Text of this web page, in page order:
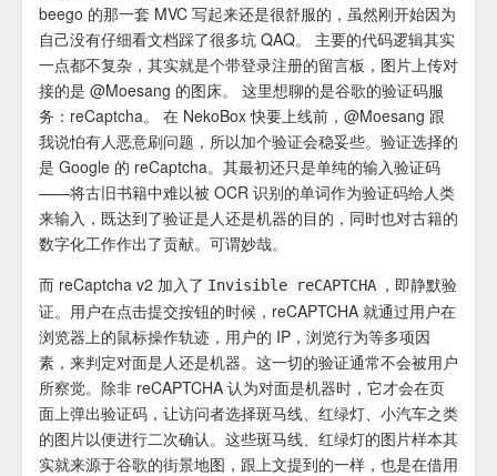
beego 的那一套 MVC 写起来还是很舒服的，虽然刚开始因为
自己没有仔细看文档踩了很多坑 QAQ。 主要的代码逻辑其实
一点都不复杂，其实就是个带登录注册的留言板，图片上传对
接的是 @Moesang 的图床。 这里想聊的是谷歌的验证码服
务：reCaptcha。 在 NekoBox 快要上线前，@Moesang 跟
我说怕有人恶意刷问题，所以加个验证会稳妥些。验证选择的
是 Google 的 reCaptcha。其最初还只是单纯的输入验证码
——将古旧书籍中难以被 OCR 识别的单词作为验证码给人类
来输入，既达到了验证是人还是机器的目的，同时也对古籍的
数字化工作作出了贡献。可谓妙哉。
而 reCaptcha v2 加入了 Invisible reCAPTCHA ，即静默验
证。用户在点击提交按钮的时候，reCAPTCHA 就通过用户在
浏览器上的鼠标操作轨迹，用户的 IP，浏览行为等多项因
素，来判定对面是人还是机器。这一切的验证通常不会被用户
所察觉。除非 reCAPTCHA 认为对面是机器时，它才会在页
面上弹出验证码，让访问者选择斑马线、红绿灯、小汽车之类
的图片以便进行二次确认。这些斑马线、红绿灯的图片样本其
实就来源于谷歌的街景地图，跟上文提到的一样，也是在借用